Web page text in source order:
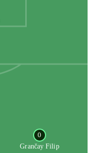
0
Grančay Filip